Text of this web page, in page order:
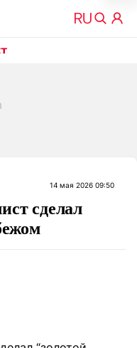
14 мая 2026 09:50
сделал